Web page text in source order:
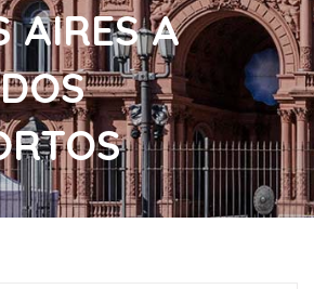
AIRES A